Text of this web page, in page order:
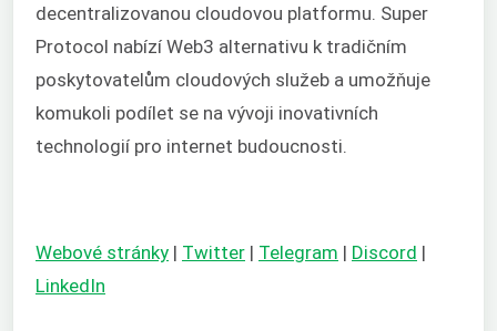
decentralizovanou cloudovou platformu. Super
Protocol nabízí Web3 alternativu k tradičním
poskytovatelům cloudových služeb a umožňuje
komukoli podílet se na vývoji inovativních
technologií pro internet budoucnosti.
Webové stránky | Twitter | Telegram | Discord |
LinkedIn